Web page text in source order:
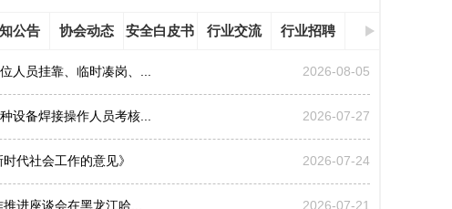
公告 协会动态 安全白皮书 行业交流 行业招聘
人员挂靠、临时凑岗、... 2026-08-05
设备焊接操作人员考核... 2026-07-27
代社会工作的意见》 2026-07-24
进座谈会在黑龙江哈... 2026-07-21